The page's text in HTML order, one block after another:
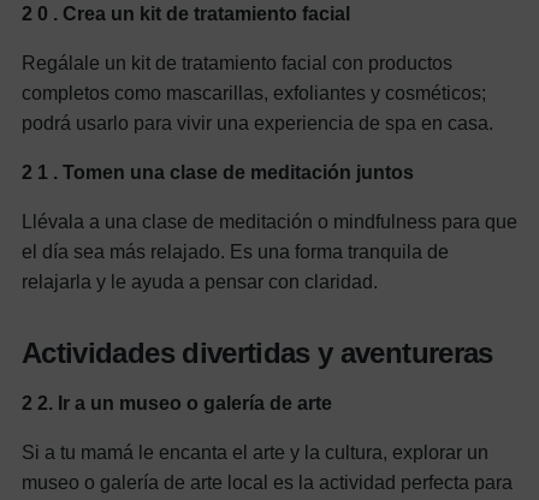
2 0 . Crea un kit de tratamiento facial
Regálale un kit de tratamiento facial con productos
completos como mascarillas, exfoliantes y cosméticos;
podrá usarlo para vivir una experiencia de spa en casa.
2 1 . Tomen una clase de meditación juntos
Llévala a una clase de meditación o mindfulness para que
el día sea más relajado. Es una forma tranquila de
relajarla y le ayuda a pensar con claridad.
Actividades divertidas y aventureras
2 2. Ir a un museo o galería de arte
Si a tu mamá le encanta el arte y la cultura, explorar un
museo o galería de arte local es la actividad perfecta para